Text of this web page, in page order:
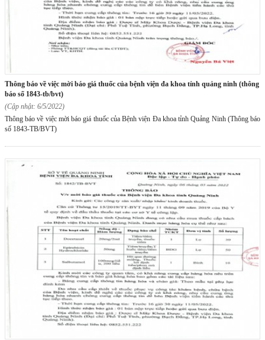
thông báo về việc mời báo giá thuốc của bệnh viện đa khoa tỉnh quảng ninh (thông
báo số 1843-tb/bvt)
(Cập nhật: 6/5/2022)
Thông báo về việc mời báo giá thuốc của Bệnh viện Đa khoa tỉnh Quảng Ninh (Thông báo
số 1843-TB/BVT)